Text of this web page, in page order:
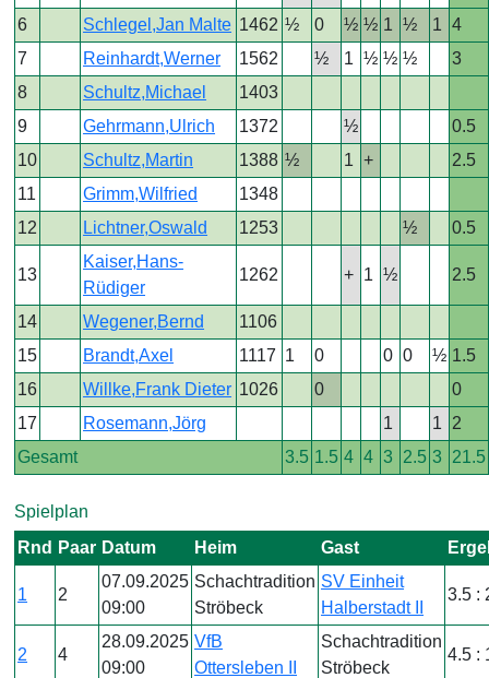
6 Schlegel,Jan Malte 1462 ½ 0 ½ ½ 1 ½ 1 4
7
Reinhardt,Werner 1562 ½ 1 ½ ½ ½
3
8
Schultz,Michael
1403
9
Gehrmann,Ulrich 1372 ½
0.5
10
Schultz,Martin 1388 ½ 1 +
2.5
11
Grimm,Wilfried
1348
12
Lichtner,Oswald 1253 ½ 0.5
13
Kaiser,Hans-
Rüdiger
1262 + 1 ½ 2.5
14 Wegener,Bernd
1106
15
Brandt,Axel 1117 1 0 0 0 ½ 1.5
16
Willke,Frank Dieter 1026 0
0
17
Rosemann,Jörg 1 1
2
Gesamt
3.5 1.5 4 4 3 2.5 3 21.5
Spielplan
Rnd
Paar Datum Heim Gast
1 2
07.09.2025
09:00
Schachtradition
Ströbeck
SV Einheit
Halberstadt II
3.5 :
2 4
28.09.2025
09:00
VfB
Ottersleben II
Schachtradition
Ströbeck
4.5 :